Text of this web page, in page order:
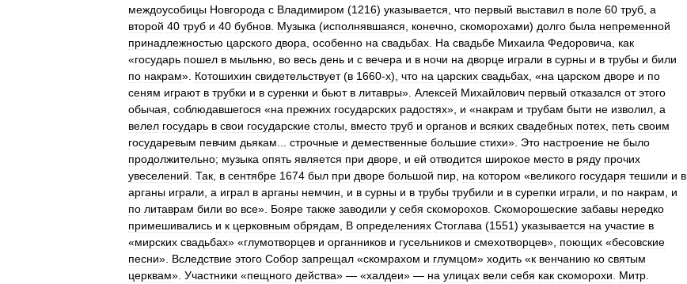
междоусобицы Новгорода с Владимиром (1216) указывается что первый выставил в поле 60 труб а
второй 40 труб и 40 бубнов Музыка (исполнявшаяся конечно скоморохами) долго была непременной
принадлежностью царского двора особенно на свадьбах На свадьбе Михаила Федоровича
как
«государь пошел в мыльню во весь день и с вечера и в ночи на дворце играли в сурны и в трубы и били
по накрам». Котошихин свидетельствует(в 1660-х), что на царских свадьбах , «на царском дворе и по
сеням играют в трубки и в суренки и бьют в литавры». Алексей Михайлович первый отказался от этого
обычая соблюдавшегося «на прежних государских радостях», и «накрам и трубам быти не изволил а
велел государь в свои государские столы вместо труб и органов и всяких свадебных потех петь своим
государевым певчим дьякам строчные и демественные большие стихи». Это настроение не было
продолжительно; музыка опять является при дворе и ей отводится широкое место в ряду прочих
увеселений Так в сентябре 1674 был при дворе большой пир на котором «великого государя тешили и в
арганы играли а играл в арганы немчин и в сурны и в трубы трубили и в сурепки играли и по накрам
и
по литаврам били во все». Бояре также заводили у себя скоморохов Скоморошеские забавы нередко
примешивались и к церковным обрядам В определениях Стоглава (1551) указывается на участие в
«мирских свадьбах» «глумотворцев и органников и гусельников и смехотворцев», поющих «бесовские
песни». Вследствие этого Собор запрещал «скомрахом и глумцом» ходить «к венчанию ко святым
церквам». Участники «пещного действа» — «халдеи» — на улицах вели себя как скоморохи Митр